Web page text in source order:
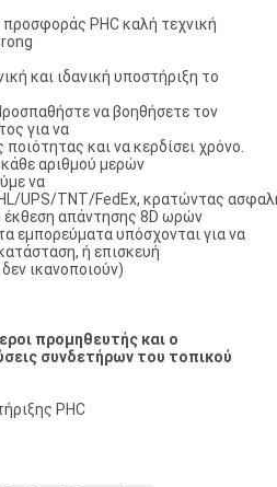
PHC καλή τεχνική
και ιδανική υποστήριξη το
να βοηθήσετε τον
για να
και να κερδίσει χρόνο.
αριθμού μερών
να
UPS/TNT/FedEx, κρατώντας
έκθεση απάντησης 8D ωρών
εμπορεύματα υπόσχονται για να
ή επισκευή
ικανοποιούν)
προμηθευτής και ο
συνδετήρων του τοπικού
PHC